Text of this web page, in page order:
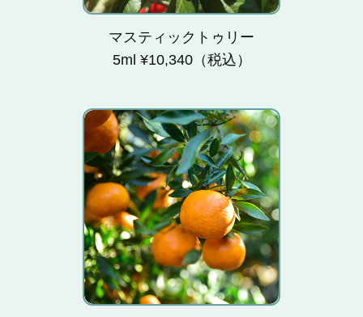
マスティックトゥリー
5ml ¥10,340（税込）
甘酸っぱい柑橘の香り。
不安や緊張感から解放し
て快い眠りを誘います。